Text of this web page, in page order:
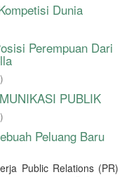
Dunia
Perempuan Dari
)
PUBLIK
)
Peluang Baru
Public Relations (PR)